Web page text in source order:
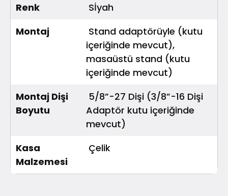
Renk
Sİyah
Montaj
Stand adaptörüyle (kutu
içeriğinde mevcut),
masaüstü stand (kutu
içeriğinde mevcut)
Montaj Dişi
Boyutu
5/8”-27 Dişi (3/8”-16 Dişi
Adaptör kutu içeriğinde
mevcut)
Kasa
Malzemesi
Çelik